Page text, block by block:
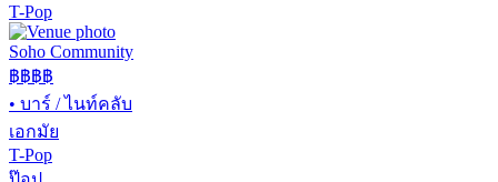
T-Pop
Soho Community
฿฿฿฿
• บาร์ / ไนท์คลับ
เอกมัย
T-Pop